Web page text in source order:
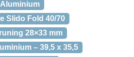
Slido Fold 40/70
28×33 mm
– 39,5 x 35,5